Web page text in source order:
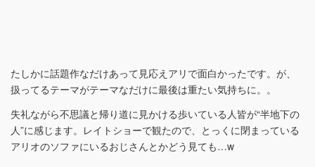
たしかに話題作なだけあって見応えアリで面白かったです。が、
扱ってるテーマがテーマなだけに最後は重たい気持ちに。。
失礼ながら不思議と帰り道に見かける歩いている人皆が“半地下の
人”に感じます。レイトショーで観たので、とっくに閉まっている
アリオのソファにいるおじさんとかどう見ても…w